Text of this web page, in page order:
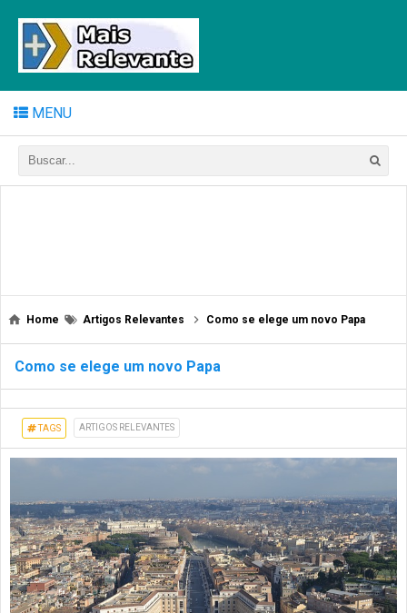
MENU
Home Artigos Relevantes Como se elege um novo Papa
Como se elege um novo Papa
TAGS ARTIGOS RELEVANTES